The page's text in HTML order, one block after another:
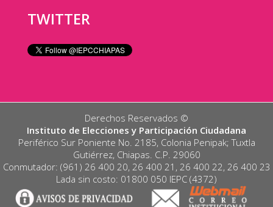
TWITTER
Derechos Reservados ©️
Instituto de Elecciones y Participación Ciudadana
Periférico Sur Poniente No. 2185, Colonia Penipak; Tuxtla
Gutiérrez, Chiapas. C.P. 29060
Conmutador: (961) 26 400 20, 26 400 21, 26 400 22, 26 400 23
Lada sin costo: 01800 050 IEPC (4372)